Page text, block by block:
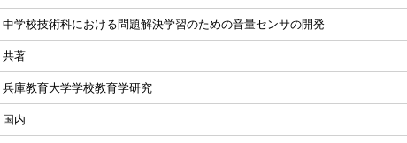
中学校技術科における問題解決学習のための音量センサの開発
共著
兵庫教育大学学校教育学研究
国内